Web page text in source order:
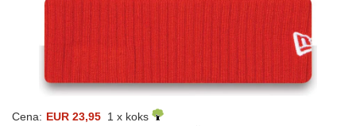
Cena: EUR 23,95 1 x koks